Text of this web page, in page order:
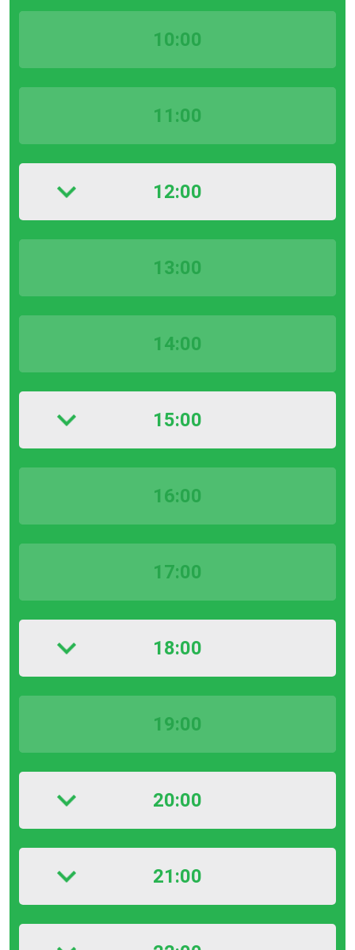
10:00
11:00
12:00
13:00
14:00
15:00
16:00
17:00
18:00
19:00
20:00
21:00